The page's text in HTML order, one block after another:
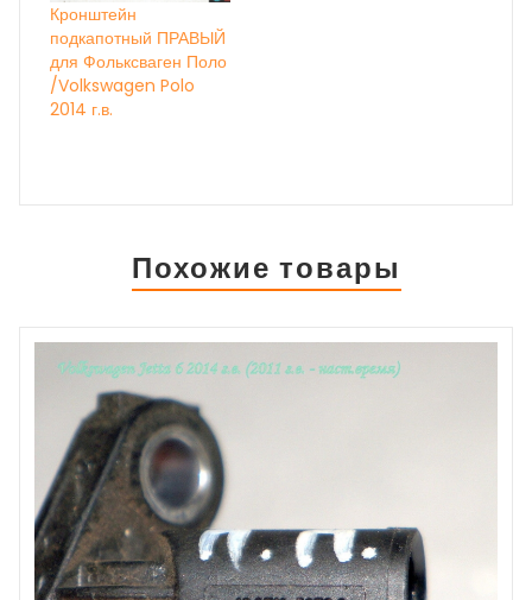
Кронштейн
подкапотный ПРАВЫЙ
для Фольксваген Поло
/Volkswagen Polo
2014 г.в.
Похожие товары